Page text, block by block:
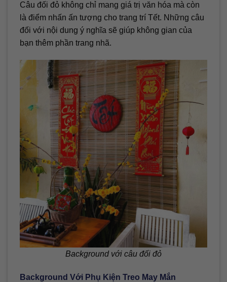
Câu đối đỏ không chỉ mang giá trị văn hóa mà còn
là điểm nhấn ấn tượng cho trang trí Tết. Những câu
đối với nội dung ý nghĩa sẽ giúp không gian của
bạn thêm phần trang nhã.
Background với câu đối đỏ
Background Với Phụ Kiện Treo May Mắn